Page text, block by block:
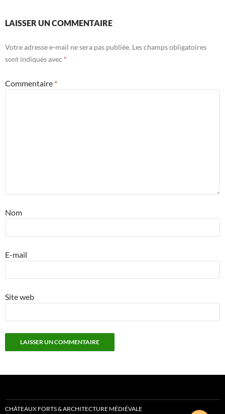
LAISSER UN COMMENTAIRE
Votre adresse e-mail ne sera pas publiée. Les champs obligatoires
sont indiqués avec *
Commentaire *
Nom
E-mail
Site web
CHÂTEAUX FORTS & ARCHITECTURE MÉDIÉVALE